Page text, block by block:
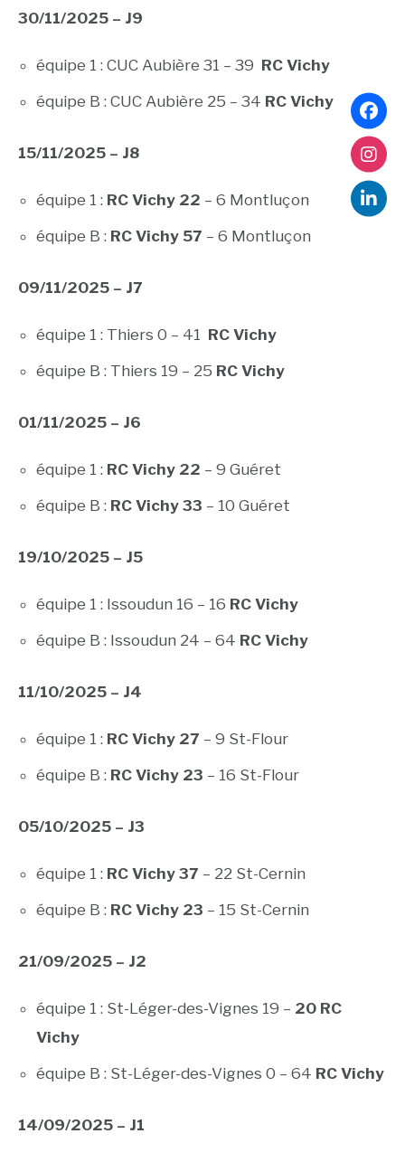
30/11/2025 – J9
équipe 1 : CUC Aubière 31 – 39 RC Vichy
équipe B : CUC Aubière 25 – 34 RC Vichy
15/11/2025 – J8
équipe 1 : RC Vichy 22 – 6 Montluçon
équipe B : RC Vichy 57 – 6 Montluçon
09/11/2025 – J7
équipe 1 : Thiers 0 – 41 RC Vichy
équipe B : Thiers 19 – 25 RC Vichy
01/11/2025 – J6
équipe 1 : RC Vichy 22 – 9 Guéret
équipe B : RC Vichy 33 – 10 Guéret
19/10/2025 – J5
équipe 1 : Issoudun 16 – 16 RC Vichy
équipe B : Issoudun 24 – 64 RC Vichy
11/10/2025 – J4
équipe 1 : RC Vichy 27 – 9 St-Flour
équipe B : RC Vichy 23 – 16 St-Flour
05/10/2025 – J3
équipe 1 : RC Vichy 37 – 22 St-Cernin
équipe B : RC Vichy 23 – 15 St-Cernin
21/09/2025 – J2
équipe 1 : St-Léger-des-Vignes 19 – 20 RC
Vichy
équipe B : St-Léger-des-Vignes 0 – 64 RC Vichy
14/09/2025 – J1